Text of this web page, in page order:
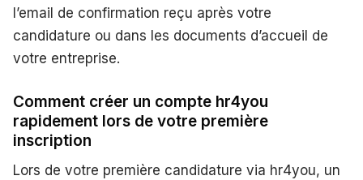
l’email de confirmation reçu après votre
candidature ou dans les documents d’accueil de
votre entreprise.
Comment créer un compte hr4you
rapidement lors de votre première
inscription
Lors de votre première candidature via hr4you, un